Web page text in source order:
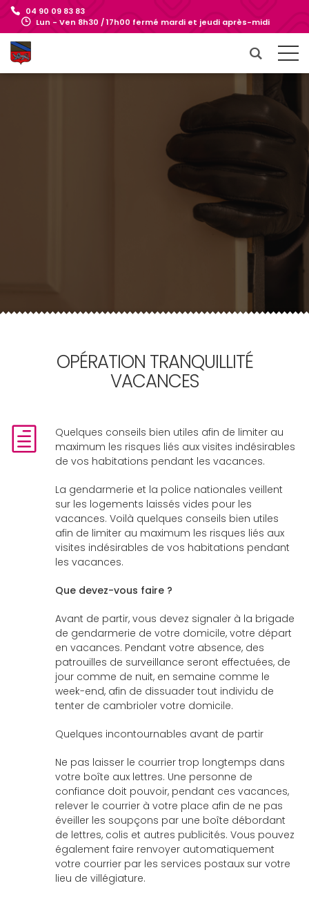
04 90 09 83 83
Lun - Ven 8h30 / 17h00 fermé mardi et jeudi après-midi
OPÉRATION TRANQUILLITÉ
VACANCES
Quelques conseils bien utiles afin de limiter au
maximum les risques liés aux visites indésirables
de vos habitations pendant les vacances.
La gendarmerie et la police nationales veillent
sur les logements laissés vides pour les
vacances. Voilà quelques conseils bien utiles
afin de limiter au maximum les risques liés aux
visites indésirables de vos habitations pendant
les vacances.
Que devez-vous faire ?
Avant de partir, vous devez signaler à la brigade
de gendarmerie de votre domicile, votre départ
en vacances. Pendant votre absence, des
patrouilles de surveillance seront effectuées, de
jour comme de nuit, en semaine comme le
week-end, afin de dissuader tout individu de
tenter de cambrioler votre domicile.
Quelques incontournables avant de partir
Ne pas laisser le courrier trop longtemps dans
votre boîte aux lettres. Une personne de
confiance doit pouvoir, pendant ces vacances,
relever le courrier à votre place afin de ne pas
éveiller les soupçons par une boîte débordant
de lettres, colis et autres publicités. Vous pouvez
également faire renvoyer automatiquement
votre courrier par les services postaux sur votre
lieu de villégiature.